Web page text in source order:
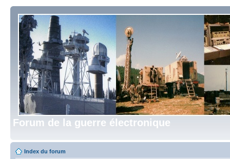
Forum de la guerre électronique
Index du forum